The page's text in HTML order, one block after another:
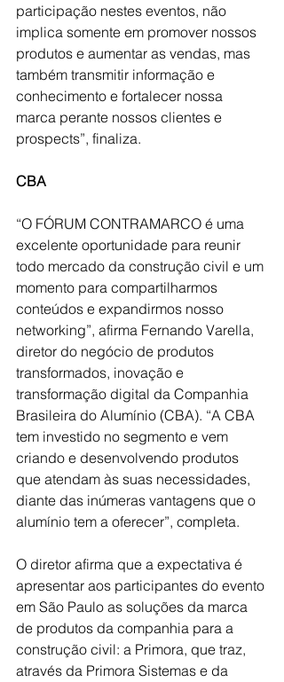
participação nestes eventos, não
implica somente em promover nossos
produtos e aumentar as vendas, mas
também transmitir informação e
conhecimento e fortalecer nossa
marca perante nossos clientes e
prospects”, finaliza.
CBA
“O FÓRUM CONTRAMARCO é uma
excelente oportunidade para reunir
todo mercado da construção civil e um
momento para compartilharmos
conteúdos e expandirmos nosso
networking”, afirma Fernando Varella,
diretor do negócio de produtos
transformados, inovação e
transformação digital da Companhia
Brasileira do Alumínio (CBA). “A CBA
tem investido no segmento e vem
criando e desenvolvendo produtos
que atendam às suas necessidades,
diante das inúmeras vantagens que o
alumínio tem a oferecer”, completa.
O diretor afirma que a expectativa é
apresentar aos participantes do evento
em São Paulo as soluções da marca
de produtos da companhia para a
construção civil: a Primora, que traz,
através da Primora Sistemas e da